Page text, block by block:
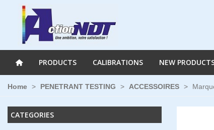
PRODUCTS CALIBRATIONS NEW
Home > PENETRANT TESTING > ACCESSOIRES >
CATEGORIES